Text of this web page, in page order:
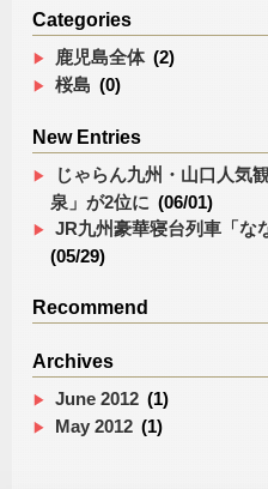
Categories
鹿児島全体 (2)
桜島 (0)
New Entries
じゃらん九州・山口人気
泉」が2位に (06/01)
JR九州豪華寝台列車「な
(05/29)
Recommend
Archives
June 2012 (1)
May 2012 (1)